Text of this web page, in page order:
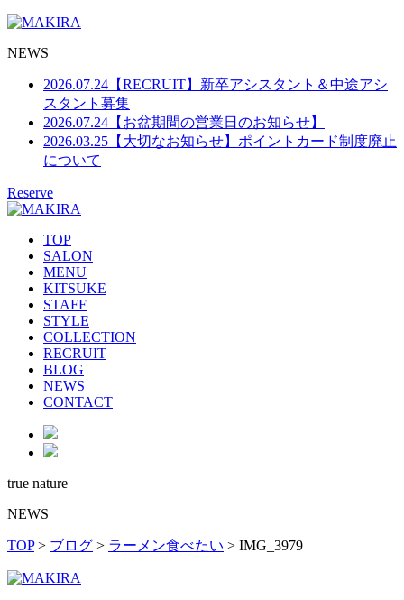
NEWS
2026.07.24 【RECRUIT】新卒アシスタント＆中途アシ
スタント募集
2026.07.24 【お盆期間の営業日のお知らせ】
2026.03.25 【大切なお知らせ】ポイントカード制度廃止
について
Reserve
TOP
SALON
MENU
KITSUKE
STAFF
STYLE
COLLECTION
RECRUIT
BLOG
NEWS
CONTACT
true nature
NEWS
TOP> ブログ > ラーメン食べたい > IMG_3979